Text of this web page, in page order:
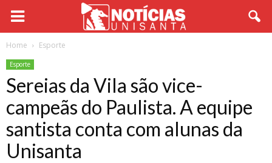
Home Esporte
Esporte
Sereias da Vila são vice-
campeãs do Paulista. A equipe
santista conta com alunas da
Unisanta